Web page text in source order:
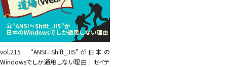
vol.215 “ANSI≒Shift_JIS”が日本の
Windowsでしか通用しない理由｜セイテ